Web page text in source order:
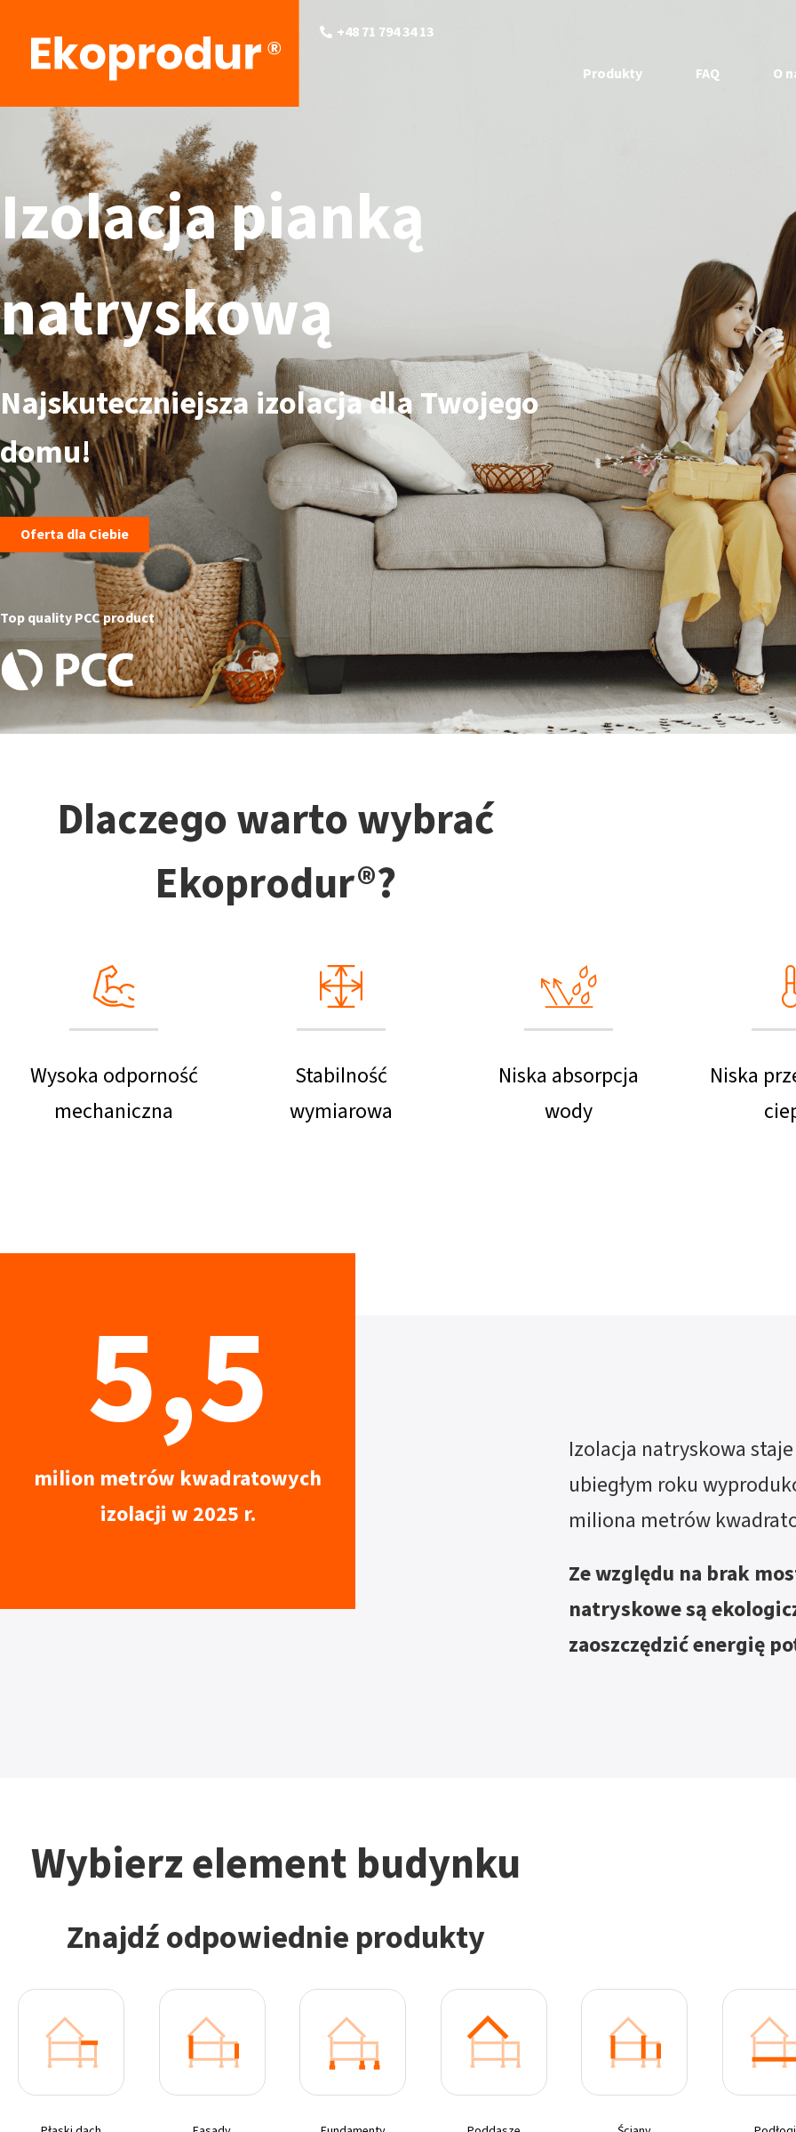
+48 71 794 34 13
Produkty FAQ O
Izolacja pianką
natryskową
Najskuteczniejsza izolacja dla Twojego
domu!
Oferta dla Ciebie
Top quality PCC product
Dlaczego warto wybrać
Ekoprodur®?
Wysoka odporność
mechaniczna
Stabilność
wymiarowa
Niska absorpcja
wody
Niska
5,5
milion metrów kwadratowych
izolacji w 2025 r.
Izolacja natryskowa
ubiegłym roku
miliona metrów
Ze względu na brak
natryskowe są
zaoszczędzić energię
Wybierz element budynku
Znajdź odpowiednie produkty